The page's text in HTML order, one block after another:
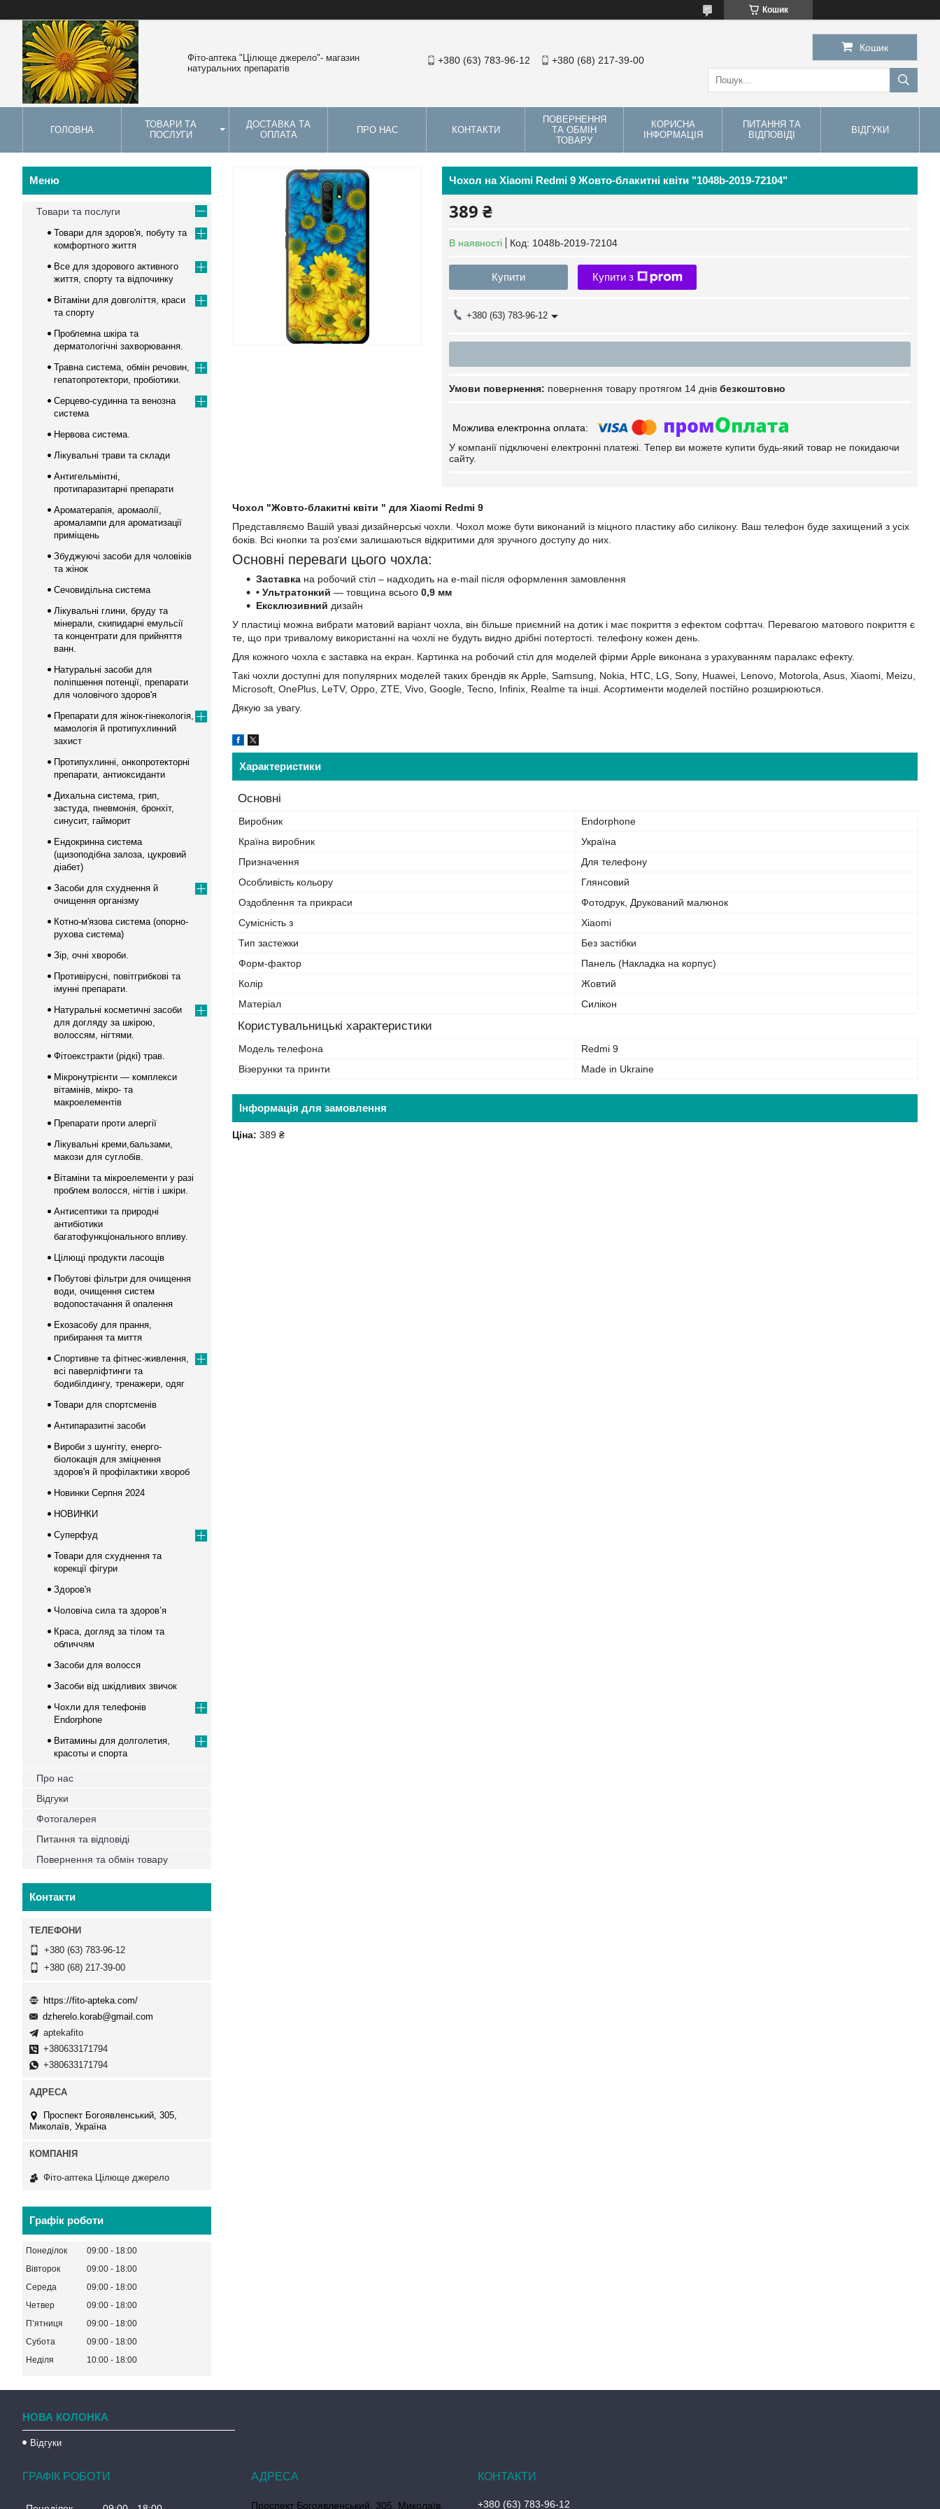
Кошик
Фіто-аптека "Цілюще джерело"- магазин
натуральних препаратів
+380 (63) 783-96-12 +380 (68) 217-39-00
Кошик
ГОЛОВНА
ТОВАРИ ТА
ПОСЛУГИ
ДОСТАВКА ТА
ОПЛАТА
ПРО НАС КОНТАКТИ
ПОВЕРНЕННЯ
ТА ОБМІН
ТОВАРУ
КОРИСНА
ІНФОРМАЦІЯ
ПИТАННЯ ТА
ВІДПОВІДІ
ВІДГУКИ
Чохол на Xiaomi Redmi 9 Жовто-блакитні квіти "1048b-2019-72104"
389 ₴
В наявності Код: 1048b-2019-72104
Купити Купити з
+380 (63) 783-96-12
повернення товару протягом 14 днів безкоштовно
У компанії підключені електронні платежі. Тепер ви можете купити будь-який товар не покидаючи
сайту.
Чохол "Жовто-блакитні квіти " для Xiaomi Redmi 9
Представляємо Вашій увазі дизайнерські чохли. Чохол може бути виконаний із міцного пластику або силікону. Ваш телефон буде захищений з усіх
боків. Всі кнопки та роз'єми залишаються відкритими для зручного доступу до них.
Основні переваги цього чохла:
Заставка на робочий стіл – надходить на e-mail після оформлення замовлення
• Ультратонкий — товщина всього 0,9 мм
Ексклюзивний дизайн
У пластиці можна вибрати матовий варіант чохла, він більше приємний на дотик і має покриття з ефектом софттач. Перевагою матового покриття є
те, що при тривалому використанні на чохлі не будуть видно дрібні потертості. телефону кожен день.
Для кожного чохла є заставка на екран. Картинка на робочий стіл для моделей фірми Apple виконана з урахуванням паралакс ефекту.
Такі чохли доступні для популярних моделей таких брендів як Apple, Samsung, Nokia, HTC, LG, Sony, Huawei, Lenovo, Motorola, Asus, Xiaomi, Meizu,
Microsoft, OnePlus, LeTV, Oppo, ZTE, Vivo, Google, Tecno, Infinix, Realme та інші. Асортименти моделей постійно розширюються.
Дякую за увагу.
Характеристики
Основні
Виробник
Endorphone
Країна виробник
Україна
Призначення
Для телефону
Особливість кольору
Глянсовий
Оздоблення та прикраси
Фотодрук, Друкований малюнок
Сумісність з
Xiaomi
Тип застежки
Без застібки
Форм-фактор
Панель (Накладка на корпус)
Колір
Жовтий
Матеріал
Силікон
Користувальницькі характеристики
Модель телефона
Redmi 9
Візерунки та принти
Made in Ukraine
Інформація для замовлення
Ціна: 389 ₴
Товари та послуги
Товари для здоров'я, побуту та
комфортного життя
Все для здорового активного
життя, спорту та відпочинку
Вітаміни для довголіття, краси
та спорту
Проблемна шкіра та
дерматологічні захворювання.
Травна система, обмін речовин,
гепатопротектори, пробіотики.
Серцево-судинна та венозна
система
Нервова система.
Лікувальні трави та склади
Антигельмінтні,
протипаразитарні препарати
Ароматерапія, аромаолії,
аромалампи для ароматизації
приміщень
Збуджуючі засоби для чоловіків
та жінок
Сечовидільна система
Лікувальні глини, бруду та
мінерали, скипидарні емульсії
та концентрати для прийняття
ванн.
Натуральні засоби для
поліпшення потенції, препарати
для чоловічого здоров'я
Препарати для жінок-гінекологія,
мамологія й протипухлинний
захист
Протипухлинні, онкопротекторні
препарати, антиоксиданти
Дихальна система, грип,
застуда, пневмонія, бронхіт,
синусит, гайморит
Ендокринна система
(щизоподібна залоза, цукровий
діабет)
Засоби для схуднення й
очищення організму
Котно-м'язова система (опорно-
рухова система)
Зір, очні хвороби.
Противірусні, повітгрибкові та
імунні препарати.
Натуральні косметичні засоби
для догляду за шкірою,
волоссям, нігтями.
Фітоекстракти (рідкі) трав.
Мікронутрієнти — комплекси
вітамінів, мікро- та
макроелементів
Препарати проти алергії
Лікувальні креми,бальзами,
макози для суглобів.
Вітаміни та мікроелементи у разі
проблем волосся, нігтів і шкіри.
Антисептики та природні
антибіотики
багатофункціонального впливу.
Цілющі продукти ласощів
Побутові фільтри для очищення
води, очищення систем
водопостачання й опалення
Екозасобу для прання,
прибирання та миття
Спортивне та фітнес-живлення,
всі паверліфтинги та
бодибілдингу, тренажери, одяг
Товари для спортсменів
Антипаразитні засоби
Вироби з шунгіту, енерго-
біолокація для зміцнення
здоров'я й профілактики хвороб
Новинки Серпня 2024
НОВИНКИ
Суперфуд
Товари для схуднення та
корекції фігури
Здоров'я
Чоловіча сила та здоров’я
Краса, догляд за тілом та
обличчям
Засоби для волосся
Засоби від шкідливих звичок
Чохли для телефонів
Endorphone
Витамины для долголетия,
красоты и спорта
Про нас
Відгуки
Фотогалерея
Питання та відповіді
Повернення та обмін товару
Контакти
+380 (63) 783-96-12
+380 (68) 217-39-00
https://fito-apteka.com/
dzherelo.korab@gmail.com
aptekafito
+380633171794
+380633171794
Проспект Богоявленський, 305,
Миколаїв, Україна
Фіто-аптека Цілюще джерело
Графік роботи
Понеділок 09:00
18:00
Вівторок
09:00
18:00
Середа
09:00
18:00
Четвер
09:00
18:00
Пʼятниця
09:00
18:00
Субота
09:00
18:00
Неділя
10:00 18:00
НОВА КОЛОНКА
Відгуки
ГРАФІК РОБОТИ
Проспект Богоявленський, 305, Миколаїв, +380 (63) 783-96-12